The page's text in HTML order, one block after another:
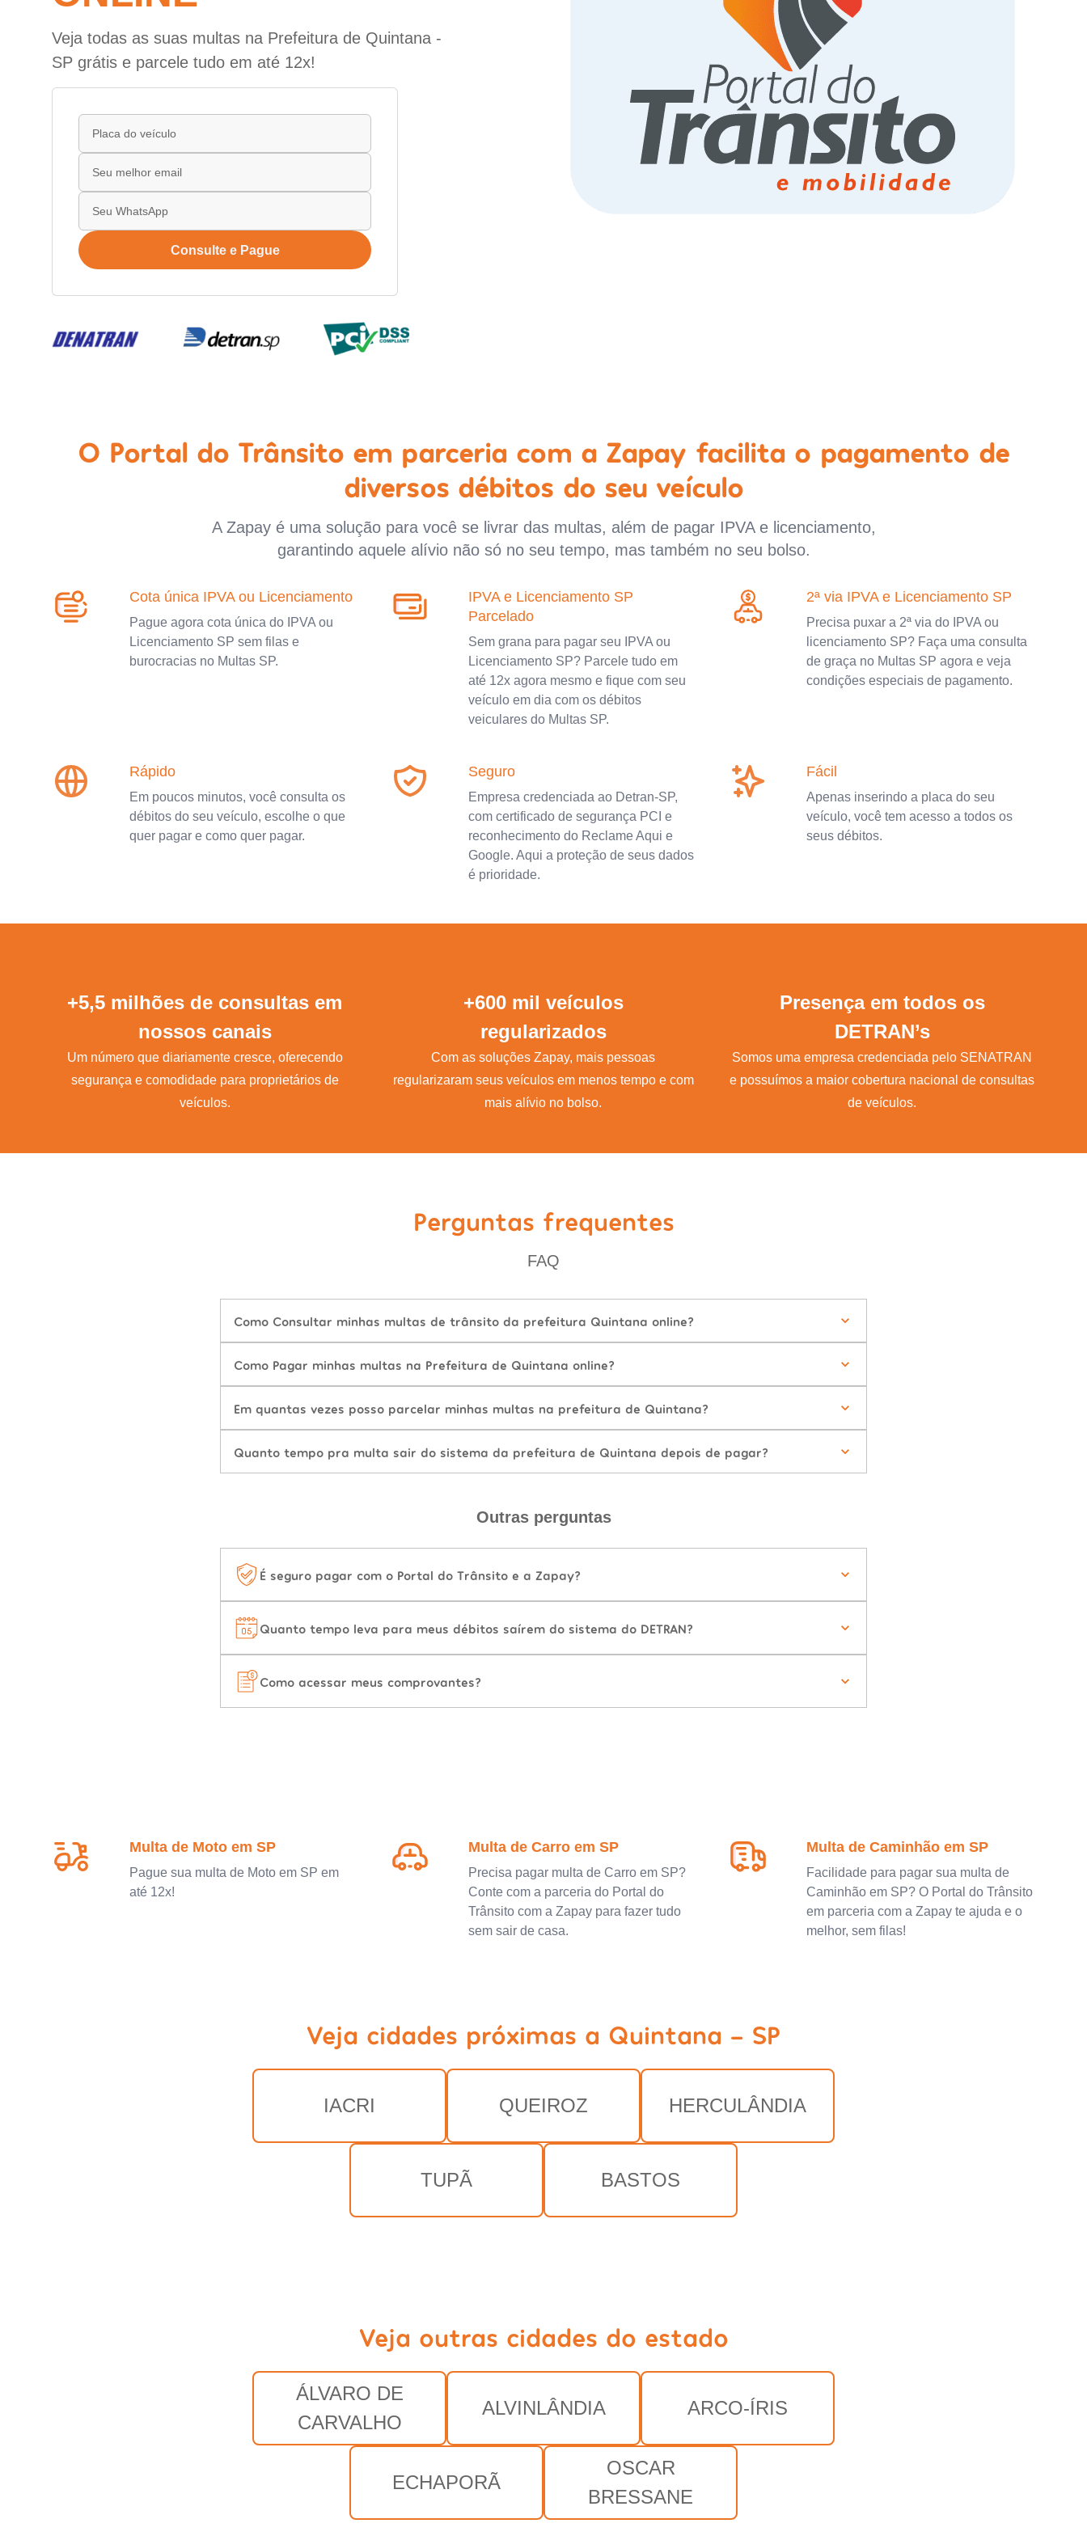
Veja todas as suas multas na Prefeitura de Quintana -
SP grátis e parcele tudo em até 12x!
Consulte e Pague
O Portal do Trânsito em parceria com a Zapay facilita o pagamento de
diversos débitos do seu veículo
A Zapay é uma solução para você se livrar das multas, além de pagar IPVA e licenciamento,
garantindo aquele alívio não só no seu tempo, mas também no seu bolso.
Cota única IPVA ou Licenciamento
Pague agora cota única do IPVA ou
Licenciamento SP sem filas e
burocracias no Multas SP.
IPVA e Licenciamento SP
Parcelado
Sem grana para pagar seu IPVA ou
Licenciamento SP? Parcele tudo em
até 12x agora mesmo e fique com seu
veículo em dia com os débitos
veiculares do Multas SP.
2ª via IPVA e Licenciamento SP
Precisa puxar a 2ª via do IPVA ou
licenciamento SP? Faça uma consulta
de graça no Multas SP agora e veja
condições especiais de pagamento.
Rápido
Em poucos minutos, você consulta os
débitos do seu veículo, escolhe o que
quer pagar e como quer pagar.
Seguro
Empresa credenciada ao Detran-SP,
com certificado de segurança PCI e
reconhecimento do Reclame Aqui e
Google. Aqui a proteção de seus dados
é prioridade.
Fácil
Apenas inserindo a placa do seu
veículo, você tem acesso a todos os
seus débitos.
+5,5 milhões de consultas em
nossos canais
Um número que diariamente cresce, oferecendo
segurança e comodidade para proprietários de
veículos.
+600 mil veículos
regularizados
Com as soluções Zapay, mais pessoas
regularizaram seus veículos em menos tempo e com
mais alívio no bolso.
Presença em todos os
DETRAN’s
Somos uma empresa credenciada pelo SENATRAN
e possuímos a maior cobertura nacional de consultas
de veículos.
Perguntas frequentes
FAQ
Como Consultar minhas multas de trânsito da prefeitura Quintana online?
Como Pagar minhas multas na Prefeitura de Quintana online?
Em quantas vezes posso parcelar minhas multas na prefeitura de Quintana?
Quanto tempo pra multa sair do sistema da prefeitura de Quintana depois de pagar?
Outras perguntas
É seguro pagar com o Portal do Trânsito e a Zapay?
Quanto tempo leva para meus débitos saírem do sistema do DETRAN?
Como acessar meus comprovantes?
Multa de Moto em SP
Pague sua multa de Moto em SP em
até 12x!
Multa de Carro em SP
Precisa pagar multa de Carro em SP?
Conte com a parceria do Portal do
Trânsito com a Zapay para fazer tudo
sem sair de casa.
Multa de Caminhão em SP
Facilidade para pagar sua multa de
Caminhão em SP? O Portal do Trânsito
em parceria com a Zapay te ajuda e o
melhor, sem filas!
Veja cidades próximas a Quintana - SP
IACRI QUEIROZ HERCULÂNDIA
TUPÃ BASTOS
Veja outras cidades do estado
ÁLVARO DE
CARVALHO
ALVINLÂNDIA ARCO-ÍRIS
ECHAPORÃ
OSCAR
BRESSANE